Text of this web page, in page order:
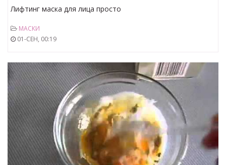
Лифтинг маска для лица просто
МАСКИ
01-СЕН, 00:19